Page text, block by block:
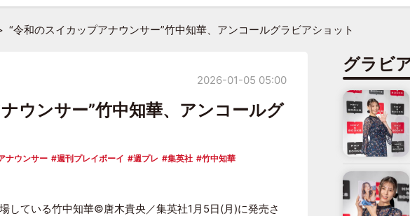
“令和のスイカップアナウンサー”竹中知華、アンコールグラビアショット
2026-01-05 05:00
ウンサー”竹中知華、アンコールグ
ナウンサー 週刊プレイボーイ 週プレ 集英社
竹中知華
している竹中知華©唐木貴央／集英社1月5日(月)に発売さ
グラビ